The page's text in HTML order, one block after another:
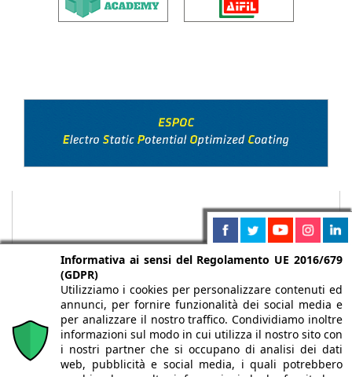
Chi siamo Autori Per la tua pubblicità Iscriviti alla
Informativa ai sensi del Regolamento UE 2016/679
(GDPR)
Utilizziamo i cookies per personalizzare contenuti ed
annunci, per fornire funzionalità dei social media e
per analizzare il nostro traffico. Condividiamo inoltre
informazioni sul modo in cui utilizza il nostro sito con
i nostri partner che si occupano di analisi dei dati
web, pubblicità e social media, i quali potrebbero